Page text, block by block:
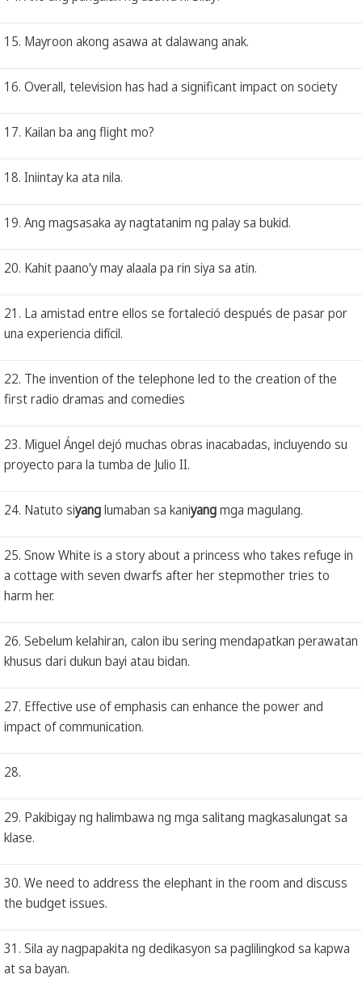
15. Mayroon akong asawa at dalawang anak.
16. Overall, television has had a significant impact on society
17. Kailan ba ang flight mo?
18. Iniintay ka ata nila.
19. Ang magsasaka ay nagtatanim ng palay sa bukid.
20. Kahit paano'y may alaala pa rin siya sa atin.
21. La amistad entre ellos se fortaleció después de pasar por
una experiencia difícil.
22. The invention of the telephone led to the creation of the
first radio dramas and comedies
23. Miguel Ángel dejó muchas obras inacabadas, incluyendo su
proyecto para la tumba de Julio II.
24. Natuto siyanglumaban sa kaniyangmga magulang.
25. Snow White is a story about a princess who takes refuge in
a cottage with seven dwarfs after her stepmother tries to
harm her.
26. Sebelum kelahiran, calon ibu sering mendapatkan perawatan
khusus dari dukun bayi atau bidan.
27. Effective use of emphasis can enhance the power and
impact of communication.
28.
29. Pakibigay ng halimbawa ng mga salitang magkasalungat sa
klase.
30. We need to address the elephant in the room and discuss
the budget issues.
31. Sila ay nagpapakita ng dedikasyon sa paglilingkod sa kapwa
at sa bayan.